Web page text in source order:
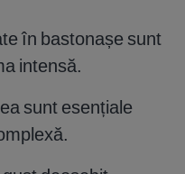
în bastonașe sunt
intensă.
sunt esențiale